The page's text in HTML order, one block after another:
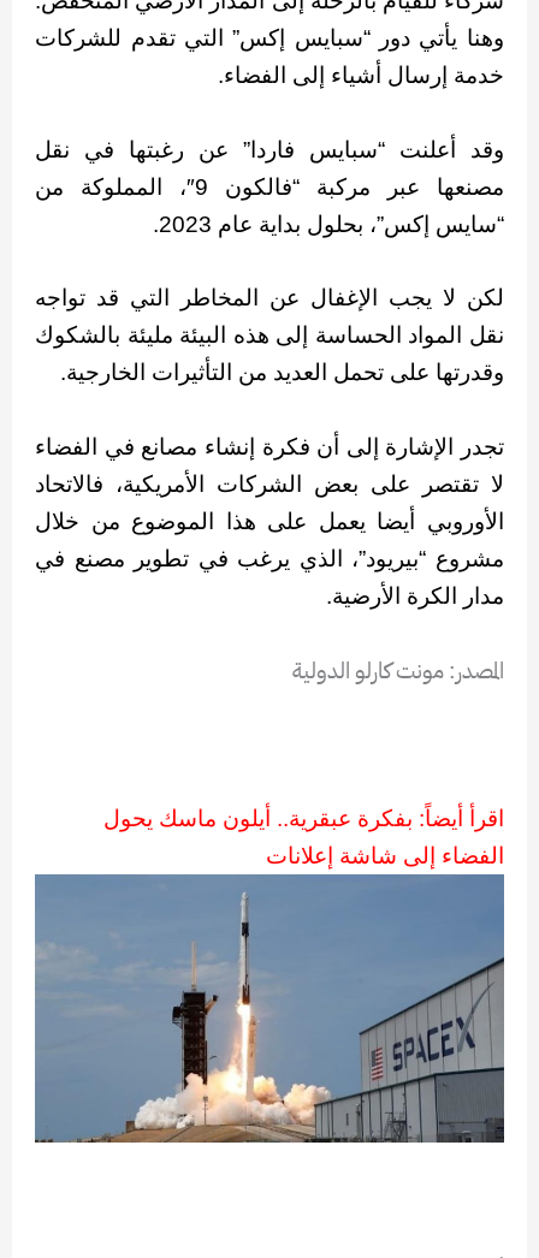
وهنا يأتي دور “سبايس إكس” التي تقدم للشركات
خدمة إرسال أشياء إلى الفضاء.
وقد أعلنت “سبايس فاردا” عن رغبتها في نقل
مصنعها عبر مركبة “فالكون 9″، المملوكة من
“سايس إكس”، بحلول بداية عام 2023.
لكن لا يجب الإغفال عن المخاطر التي قد تواجه
نقل المواد الحساسة إلى هذه البيئة مليئة بالشكوك
وقدرتها على تحمل العديد من التأثيرات الخارجية.
تجدر الإشارة إلى أن فكرة إنشاء مصانع في الفضاء
لا تقتصر على بعض الشركات الأمريكية، فالاتحاد
الأوروبي أيضا يعمل على هذا الموضوع من خلال
مشروع “بيريود”، الذي يرغب في تطوير مصنع في
مدار الكرة الأرضية.
المصدر: مونت كارلو الدولية
اقرأ أيضاً: بفكرة عبقرية.. أيلون ماسك يحول
الفضاء إلى شاشة إعلانات